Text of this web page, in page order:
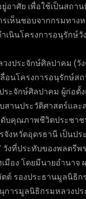
อาศัย เพื่อใช้เป็นสถา
เห็นชอบจากกรมทาง
เนินโครงการอนุรักษ์
งประจักษ์ศิลปาคม (วั
อนโครงการอนุรักษ์ส
ระจักษ์ศิลปาคม ผู้ก่อ
านประวัติศาสตร์และ
ดับคุณภาพชีวิตประชา
งหวัดอุดรธานี เป็นป
วังที่ประทับของพลตรี
มือง โดยมีนายอำนาจ
รองประธานมูลนิธิก
การมูลนิธิกรมหลวงป